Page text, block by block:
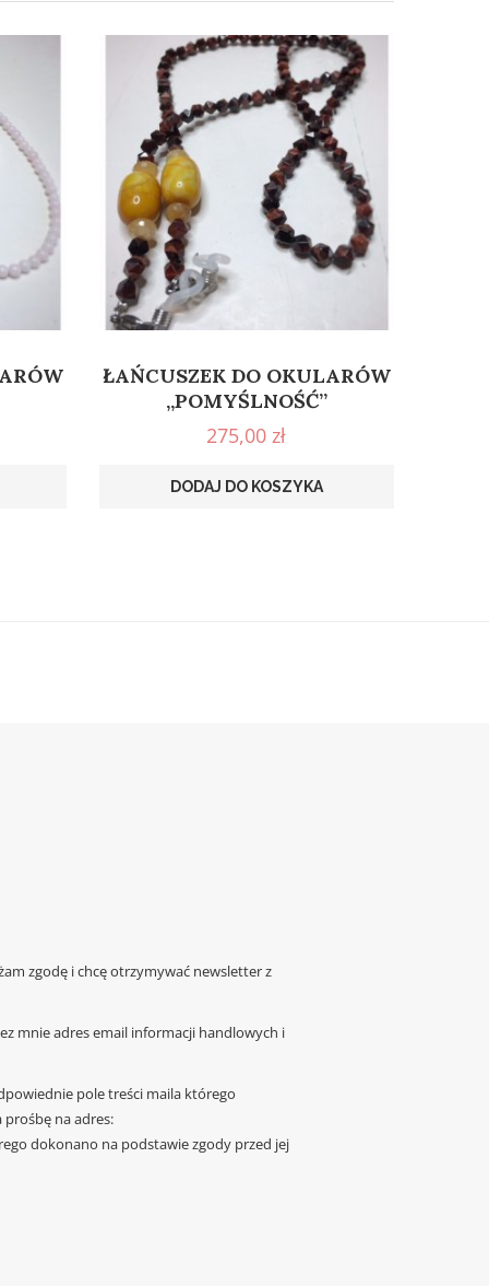
ŁAŃCUSZEK DO OKULARÓW
„POMYŚLNOŚĆ”
275,00zł
DODAJ DO KOSZYKA
zgodę i chcę otrzymywać newsletter z
mnie adres email informacji handlowych i
pole treści maila którego
prośbę na adres:
dokonano na podstawie zgody przed jej